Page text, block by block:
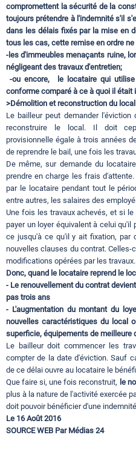
compromettent la sécurité de la
toujours prétendre à l'indemnité s'il
dans les délais fixés par la mise en
tous les cas, cette remise en ordre
-les d'immeubles menaçants ruine,
négligeant des travaux d'entretien;
-ou encore, le locataire qui
conforme comparé à ce à quoi il était
>Démolition et reconstruction du local
Le bailleur peut demander
reconstruire le local. Il doit
provisionnelle égale à trois années
de reprendre le bail, une fois les
De même, sur demande du
prendre en charge les frais
par le locataire pendant tout le
entre autres, les salaires des
Une fois les travaux achevés, et si
payer un loyer équivalent à celui qu'il
ce jusqu'à ce qu'il y ait fixation, par
nouvelles clauses du contrat. Celles-
modifications opérées par les travaux.
Donc, quand le locataire reprend le
- Le renouvellement du contrat
pas trois ans
- L'augmentation du montant du
nouvelles caractéristiques du local
superficie, équipements de meilleure
Le bailleur doit commencer les
compter de la date d'éviction. Sauf
de ce délai ouvre au locataire le
Que faire si, une fois reconstruit, le
plus à la nature de l'activité exercée
doit pouvoir bénéficier d'une
Le 16 Août 2016
SOURCE WEB Par Médias 24